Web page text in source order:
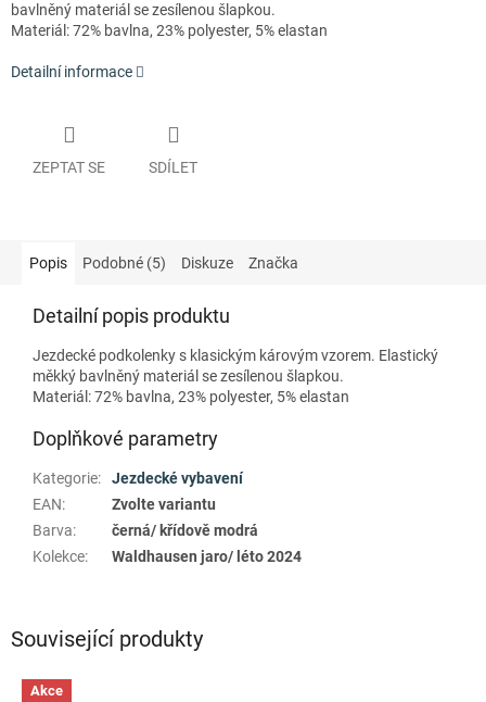
bavlněný materiál se zesílenou šlapkou.
Materiál: 72% bavlna, 23% polyester, 5% elastan
Detailní informace
ZEPTAT SE SDÍLET
Související produkty
Akce
Popis Podobné (5) Diskuze Značka
Detailní popis produktu
Jezdecké podkolenky s klasickým károvým vzorem. Elastický
měkký bavlněný materiál se zesílenou šlapkou.
Materiál: 72% bavlna, 23% polyester, 5% elastan
Doplňkové parametry
Kategorie:
Jezdecké vybavení
EAN:
Zvolte variantu
Barva:
černá/ křídově modrá
Kolekce: Waldhausen jaro/ léto 2024